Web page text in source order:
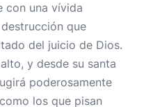
con una vívida
que
del juicio de Dios.
y desde su santa
poderosamente
los que pisan